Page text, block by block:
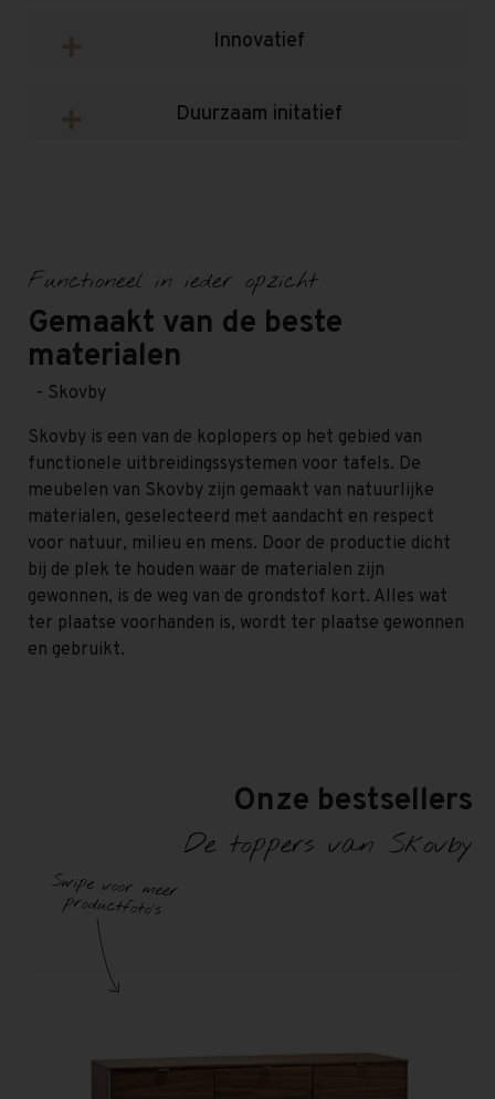
Innovatief
Duurzaam initatief
Functioneel in ieder opzicht
Gemaakt van de beste
materialen
- Skovby
Skovby is een van de koplopers op het gebied van
functionele uitbreidingssystemen voor tafels. De
meubelen van Skovby zijn gemaakt van natuurlijke
materialen, geselecteerd met aandacht en respect
voor natuur, milieu en mens. Door de productie dicht
bij de plek te houden waar de materialen zijn
gewonnen, is de weg van de grondstof kort. Alles wat
ter plaatse voorhanden is, wordt ter plaatse gewonnen
en gebruikt.
Onze bestsellers
De toppers van Skovby